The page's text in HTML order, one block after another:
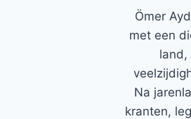
Ömer
met een
land,
Na
kranten,